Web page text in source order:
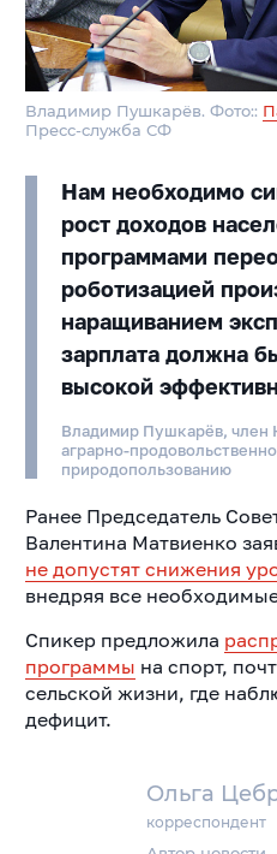
Ольга
корреспондент
Владимир Пушкарёв. Фото::
Пресс-служба СФ
Нам необходимо
рост доходов
программами
роботизацией
наращиванием
зарплата должна
высокой
Владимир Пушкарёв, член
аграрно-
природопользованию
Ранее Председатель
Валентина Матвиенко
не допустят снижения
внедряя все
Спикер предложила
программы на спорт,
сельской жизни, где
дефицит.